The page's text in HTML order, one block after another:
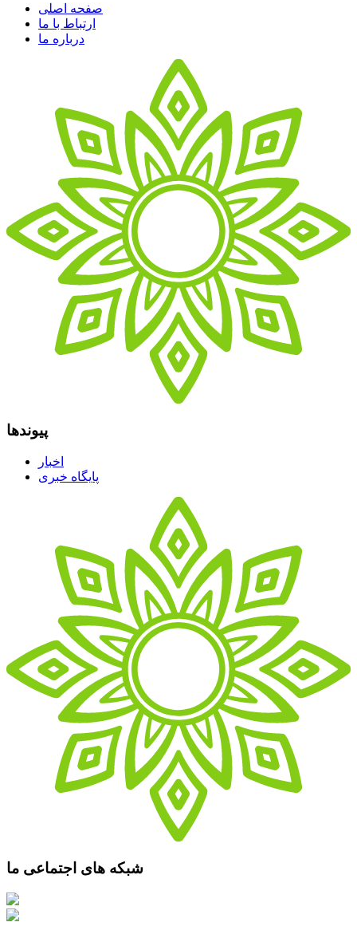
صفحه اصلی
ارتباط با ما
درباره ما
پیوندها
اخبار
پایگاه خبری
شبکه های اجتماعی ما